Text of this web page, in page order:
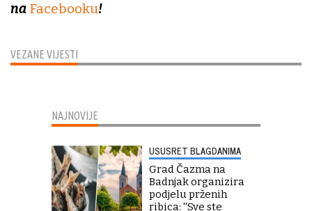
VEZANE VIJESTI
na Facebooku!
NAJNOVIJE
USUSRET BLAGDANIMA
Grad Čazma na
Badnjak organizira
podjelu prženih
ribica: ''Sve ste